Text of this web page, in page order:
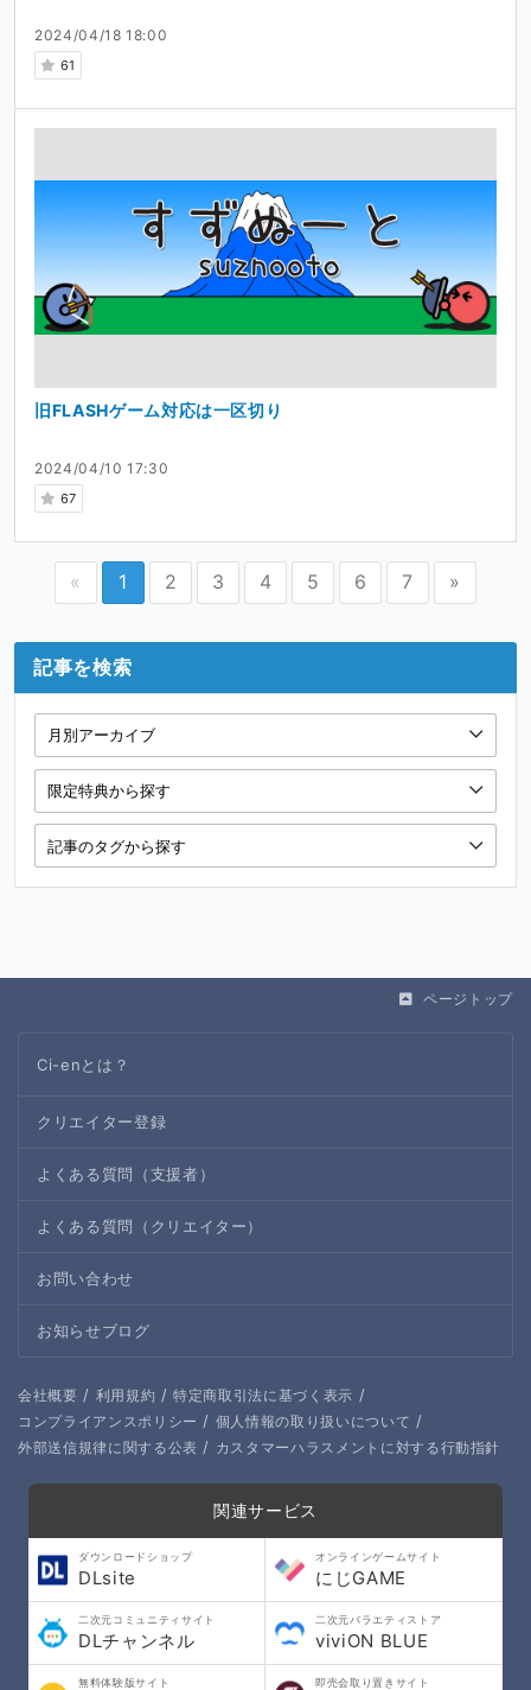
2024/04/18 18:00
61
2024/04/10 17:30
67
旧FLASHゲーム対応は一区切り
« 1 2 3 4 5 6 7 »
記事を検索
ページトップ
Ci-enとは？
クリエイター登録
よくある質問（支援者）
よくある質問（クリエイター）
お問い合わせ
お知らせブログ
会社概要 / 利用規約 / 特定商取引法に基づく表示 /
コンプライアンスポリシー / 個人情報の取り扱いについて /
外部送信規律に関する公表 / カスタマーハラスメントに対する行動指針
関連サービス
ダウンロードショップ
DLsite
オンラインゲームサイト
にじGAME
二次元コミュニティサイト
DLチャンネル
二次元バラエティストア
viviON BLUE
無料体験版サイト 即売会取り置きサイト